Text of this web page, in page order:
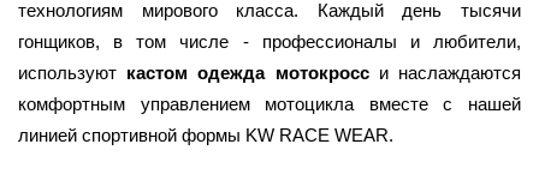
технологиям мирового класса. Каждый день тысячи
гонщиков, в том числе - профессионалы и любители,
используют кастом одежда мотокросс и наслаждаются
комфортным управлением мотоцикла вместе с нашей
линией спортивной формы KW RACE WEAR.